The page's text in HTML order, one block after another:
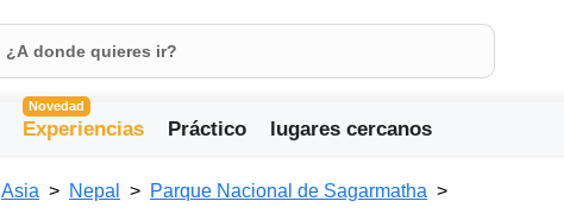
Novedad
Experiencias Práctico lugares cercanos
Asia Nepal Parque Nacional de Sagarmatha